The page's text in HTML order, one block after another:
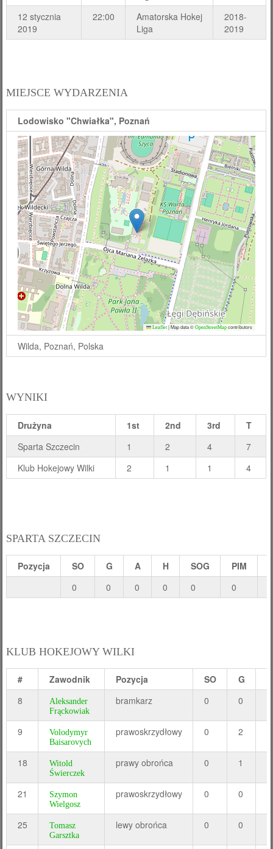
12 stycznia
2019
22:00
Amatorska Hokej
Liga
2018-
2019
MIEJSCE WYDARZENIA
Lodowisko "Chwiałka", Poznań
Leaflet |Map data © OpenStreetMapcontributors
Wilda, Poznań, Polska
WYNIKI
Drużyna 1st 2nd 3rd
T
Sparta Szczecin
1 2 4
7
Klub Hokejowy Wilki
2 1 1 4
SPARTA SZCZECIN
Pozycja SO G A H SOG PIM
0
0 0 0 0 0
KLUB HOKEJOWY WILKI
# Zawodnik Pozycja SO G
8
Aleksander
Frąckowiak
bramkarz 0 0
9
Volodymyr
Baisarovych
prawoskrzydłowy 0 2
18
Witold
Świerczek
prawy obrońca 0 1
21
Szymon
Wielgosz
prawoskrzydłowy 0 0
25
Tomasz
Garsztka
lewy obrońca 0 0